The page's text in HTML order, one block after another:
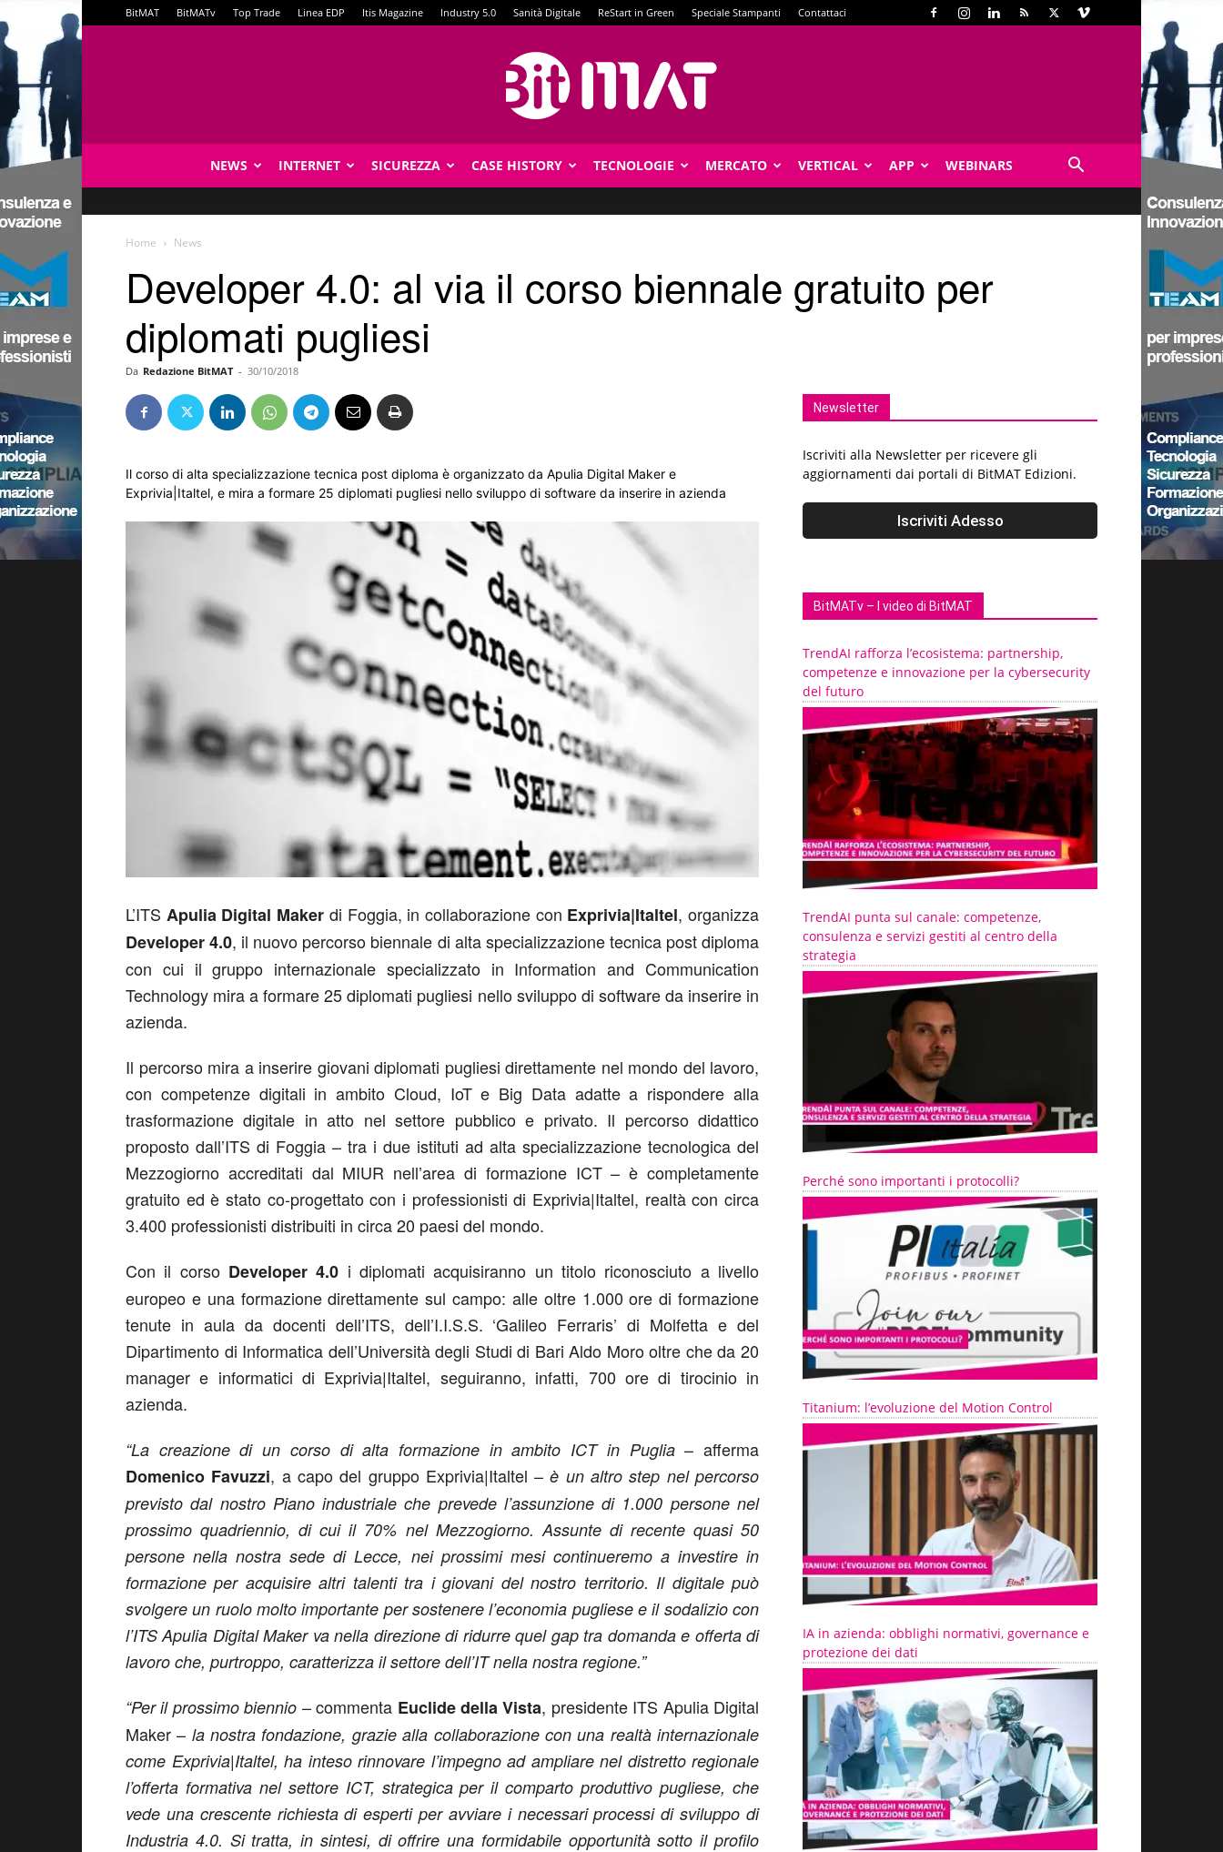
BitMAT BitMATv Top Trade Linea EDP Itis Magazine Industry 5.0 Sanità Digitale ReStart in Green Speciale Stampanti Contattaci
NEWS INTERNET SICUREZZA CASE HISTORY TECNOLOGIE MERCATO VERTICAL APP WEBINARS
Home News
Developer 4.0: al via il corso biennale gratuito per
diplomati pugliesi
Da Redazione BitMAT - 30/10/2018
Il corso di alta specializzazione tecnica post diploma è organizzato da Apulia Digital Maker e
Exprivia|Italtel, e mira a formare 25 diplomati pugliesi nello sviluppo di software da inserire in azienda
L’ITS Apulia Digital Maker di Foggia, in collaborazione con Exprivia|Italtel, organizza
Developer 4.0, il nuovo percorso biennale di alta specializzazione tecnica post diploma
con cui il gruppo internazionale specializzato in Information and Communication
Technology mira a formare 25 diplomati pugliesi nello sviluppo di software da inserire in
azienda.
Il percorso mira a inserire giovani diplomati pugliesi direttamente nel mondo del lavoro,
con competenze digitali in ambito Cloud, IoT e Big Data adatte a rispondere alla
trasformazione digitale in atto nel settore pubblico e privato. Il percorso didattico
proposto dall’ITS di Foggia – tra i due istituti ad alta specializzazione tecnologica del
Mezzogiorno accreditati dal MIUR nell’area di formazione ICT – è completamente
gratuito ed è stato co-progettato con i professionisti di Exprivia|Italtel, realtà con circa
3.400 professionisti distribuiti in circa 20 paesi del mondo.
Con il corso Developer 4.0 i diplomati acquisiranno un titolo riconosciuto a livello
europeo e una formazione direttamente sul campo: alle oltre 1.000 ore di formazione
tenute in aula da docenti dell’ITS, dell’I.I.S.S. ‘Galileo Ferraris’ di Molfetta e del
Dipartimento di Informatica dell’Università degli Studi di Bari Aldo Moro oltre che da 20
manager e informatici di Exprivia|Italtel, seguiranno, infatti, 700 ore di tirocinio in
azienda.
“La creazione di un corso di alta formazione in ambito ICT in Puglia– afferma
Domenico Favuzzi, a capo del gruppo Exprivia|Italtel –è un altro step nel percorso
previsto dal nostro Piano industriale che prevede l’assunzione di 1.000 persone nel
prossimo quadriennio, di cui il 70% nel Mezzogiorno. Assunte di recente quasi 50
persone nella nostra sede di Lecce, nei prossimi mesi continueremo a investire in
formazione per acquisire altri talenti tra i giovani del nostro territorio. Il digitale può
svolgere un ruolo molto importante per sostenere l’economia pugliese e il sodalizio con
l’ITS Apulia Digital Maker va nella direzione di ridurre quel gap tra domanda e offerta di
lavoro che, purtroppo, caratterizza il settore dell’IT nella nostra regione.”
“Per il prossimo biennio – commenta Euclide della Vista, presidente ITS Apulia Digital
Maker – la nostra fondazione, grazie alla collaborazione con una realtà internazionale
come Exprivia|Italtel, ha inteso rinnovare l’impegno ad ampliare nel distretto regionale
l’offerta formativa nel settore ICT, strategica per il comparto produttivo pugliese, che
vede una crescente richiesta di esperti per avviare i necessari processi di sviluppo di
Industria 4.0. Si tratta, in sintesi, di offrire una formidabile opportunità sotto il profilo
Newsletter
Iscriviti alla Newsletter per ricevere gli
aggiornamenti dai portali di BitMAT Edizioni.
BitMATv – I video di BitMAT
TrendAI rafforza l’ecosistema: partnership,
competenze e innovazione per la cybersecurity
del futuro
TrendAI punta sul canale: competenze,
consulenza e servizi gestiti al centro della
strategia
Perché sono importanti i protocolli?
Titanium: l’evoluzione del Motion Control
IA in azienda: obblighi normativi, governance e
protezione dei dati